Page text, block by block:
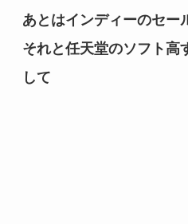
あとはインディーのセー
それと任天堂のソフト高
して